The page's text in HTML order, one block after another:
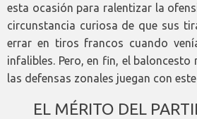
esta ocasión para ralentizar la
circunstancia curiosa de que sus
errar en tiros francos cuando
infalibles. Pero, en fin, el
las defensas zonales juegan con
EL MÉRITO DEL